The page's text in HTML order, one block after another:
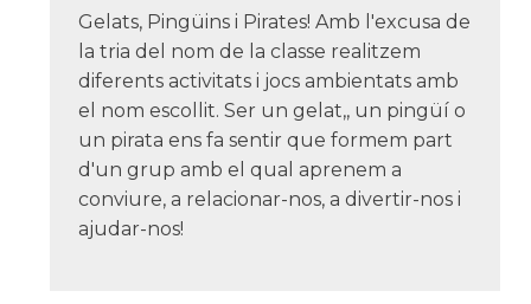
Gelats, Pingüins i Pirates! Amb l'excusa de
la tria del nom de la classe realitzem
diferents activitats i jocs ambientats amb
el nom escollit. Ser un gelat,, un pingüí o
un pirata ens fa sentir que formem part
d'un grup amb el qual aprenem a
conviure, a relacionar-nos, a divertir-nos i
ajudar-nos!